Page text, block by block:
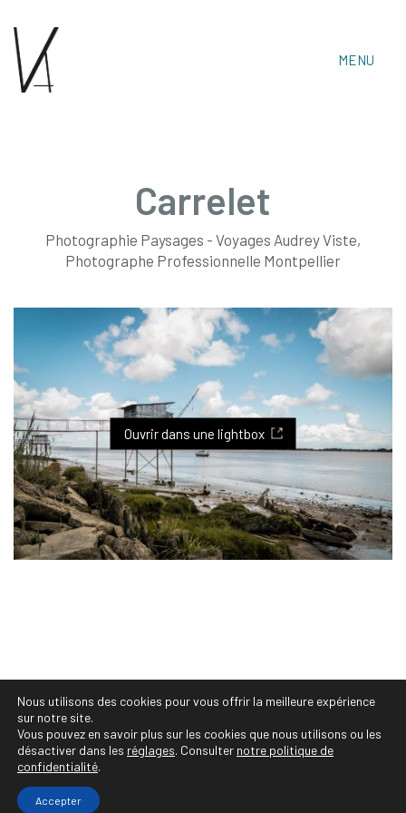
MENU
Carrelet
Photographie Paysages - Voyages Audrey Viste,
Photographe Professionnelle Montpellier
Ouvrir dans une lightbox
Audrey Viste, Photographe Professionnelle
Tél : 06 15 30 14 06 • Email :
audrey.viste[@]photographe-montpellier.co
https://photographe-montpellier.co• Audrey
Viste, Photographe Professionnelle Montpellier :
photographe festivals, concerts, évènements
culturels, vente et tirages personnalisés, projets
et séries photos, portraits photo, shooting photo,
book photo, photographe de mariages,
photographe corporate, entreprise, famille,
photos de mariés, grossesse, naissance, bébés,
photographe sportif et animalier, immobilier,
reportage
© Copyright 2020 Audrey Viste, Photographe
Professionnelle Montpellier • https://photographe-
montpellier.co • Tous droits réservés
Nous utilisons des cookies pour vous offrir la meilleure expérience
sur notre site.
Vous pouvez en savoir plus sur les cookies que nous utilisons ou les
désactiver dans les réglages. Consulter notre politique de
confidentialité.
Accepter